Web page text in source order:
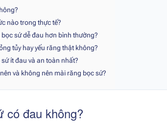
nào trong thực tế?
sứ dễ đau hơn bình thường?
tủy hay yếu răng thật không?
ít đau và an toàn nhất?
và không nên mài răng bọc sứ?
có đau không?